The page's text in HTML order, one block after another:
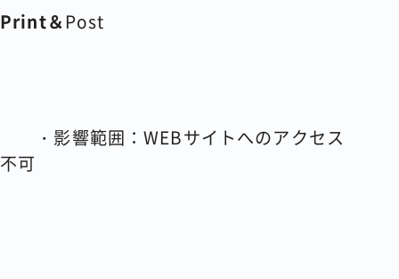
Print＆Post
・影響範囲：WEBサイトへのアクセス
不可